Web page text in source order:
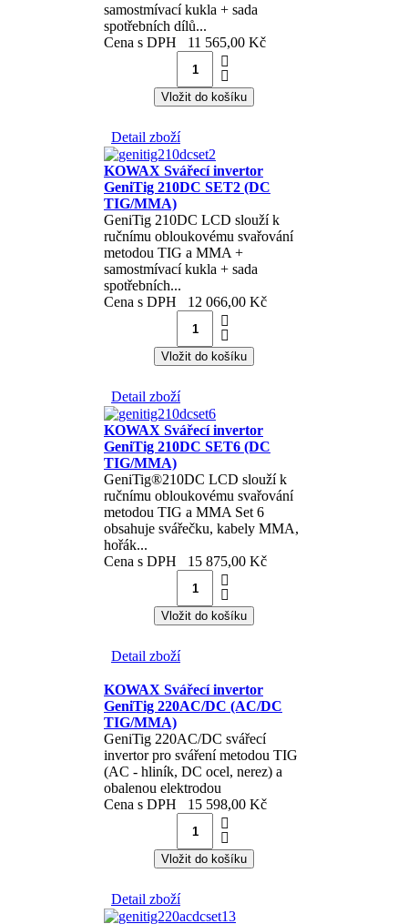
samostmívací kukla + sada
spotřebních dílů...
Cena s DPH
11 565,00 Kč
Detail zboží
KOWAX Svářecí invertor
GeniTig 210DC SET2 (DC
TIG/MMA)
GeniTig 210DC LCD slouží k
ručnímu obloukovému svařování
metodou TIG a MMA +
samostmívací kukla + sada
spotřebních...
Cena s DPH
12 066,00 Kč
Detail zboží
KOWAX Svářecí invertor
GeniTig 210DC SET6 (DC
TIG/MMA)
GeniTig®210DC LCD slouží k
ručnímu obloukovému svařování
metodou TIG a MMA Set 6
obsahuje svářečku, kabely MMA,
hořák...
Cena s DPH
15 875,00 Kč
Detail zboží
KOWAX Svářecí invertor
GeniTig 220AC/DC (AC/DC
TIG/MMA)
GeniTig 220AC/DC svářecí
invertor pro sváření metodou TIG
(AC - hliník, DC ocel, nerez) a
obalenou elektrodou
Cena s DPH
15 598,00 Kč
Detail zboží